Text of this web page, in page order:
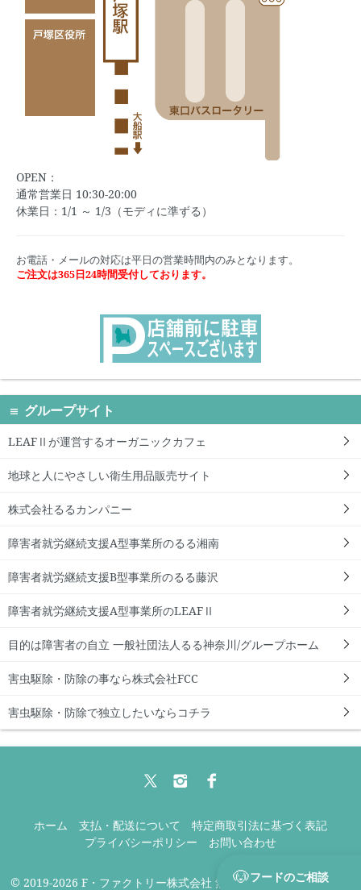
OPEN：
通常営業日 10:30-20:00
休業日：1/1 ～ 1/3（モディに準ずる）
お電話・メールの対応は平日の営業時間内のみとなります。
ご注文は365日24時間受付しております。
グループサイト
LEAFⅡが運営するオーガニックカフェ
地球と人にやさしい衛生用品販売サイト
株式会社るるカンパニー
障害者就労継続支援A型事業所のるる湘南
障害者就労継続支援B型事業所のるる藤沢
障害者就労継続支援A型事業所のLEAFⅡ
目的は障害者の自立 一般社団法人るる神奈川/グループホーム
害虫駆除・防除の事なら株式会社FCC
害虫駆除・防除で独立したいならコチラ
ホーム 支払・配送について
特定商取引法に基づく表記
プライバシーポリシー
お問い合わせ
© 2019-2026 F・ファクトリー株式会社 無添加ドッグフード専門店
🐶フードのご相談